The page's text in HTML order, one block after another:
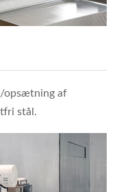
opsætning af
stål.